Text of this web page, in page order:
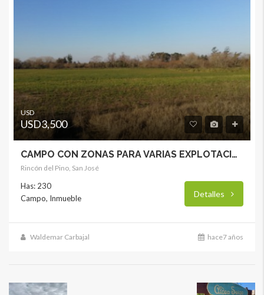
USD
USD3,500
CAMPO CON ZONAS PARA VARIAS EXPLOTACIONES
Rincón del Pino, San José
Has: 230
Campo, Inmueble
Detalles
Waldemar Carbajal hace7 años